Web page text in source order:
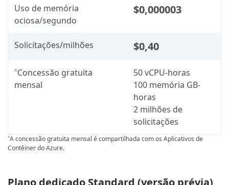
Uso de memória
ociosa/segundo
$0,000003
Solicitações/milhões $0,40
^Concessão gratuita
mensal
50 vCPU-horas
100 memória GB-
horas
2 milhões de
solicitações
^A concessão gratuita mensal é compartilhada com os Aplicativos de
Contêiner do Azure.